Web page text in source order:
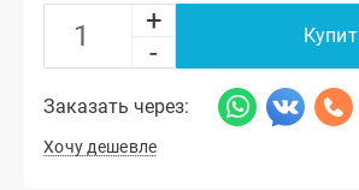
+
-
Заказать через:
Хочу дешевле